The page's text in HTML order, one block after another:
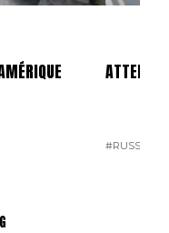
#RUSSIE